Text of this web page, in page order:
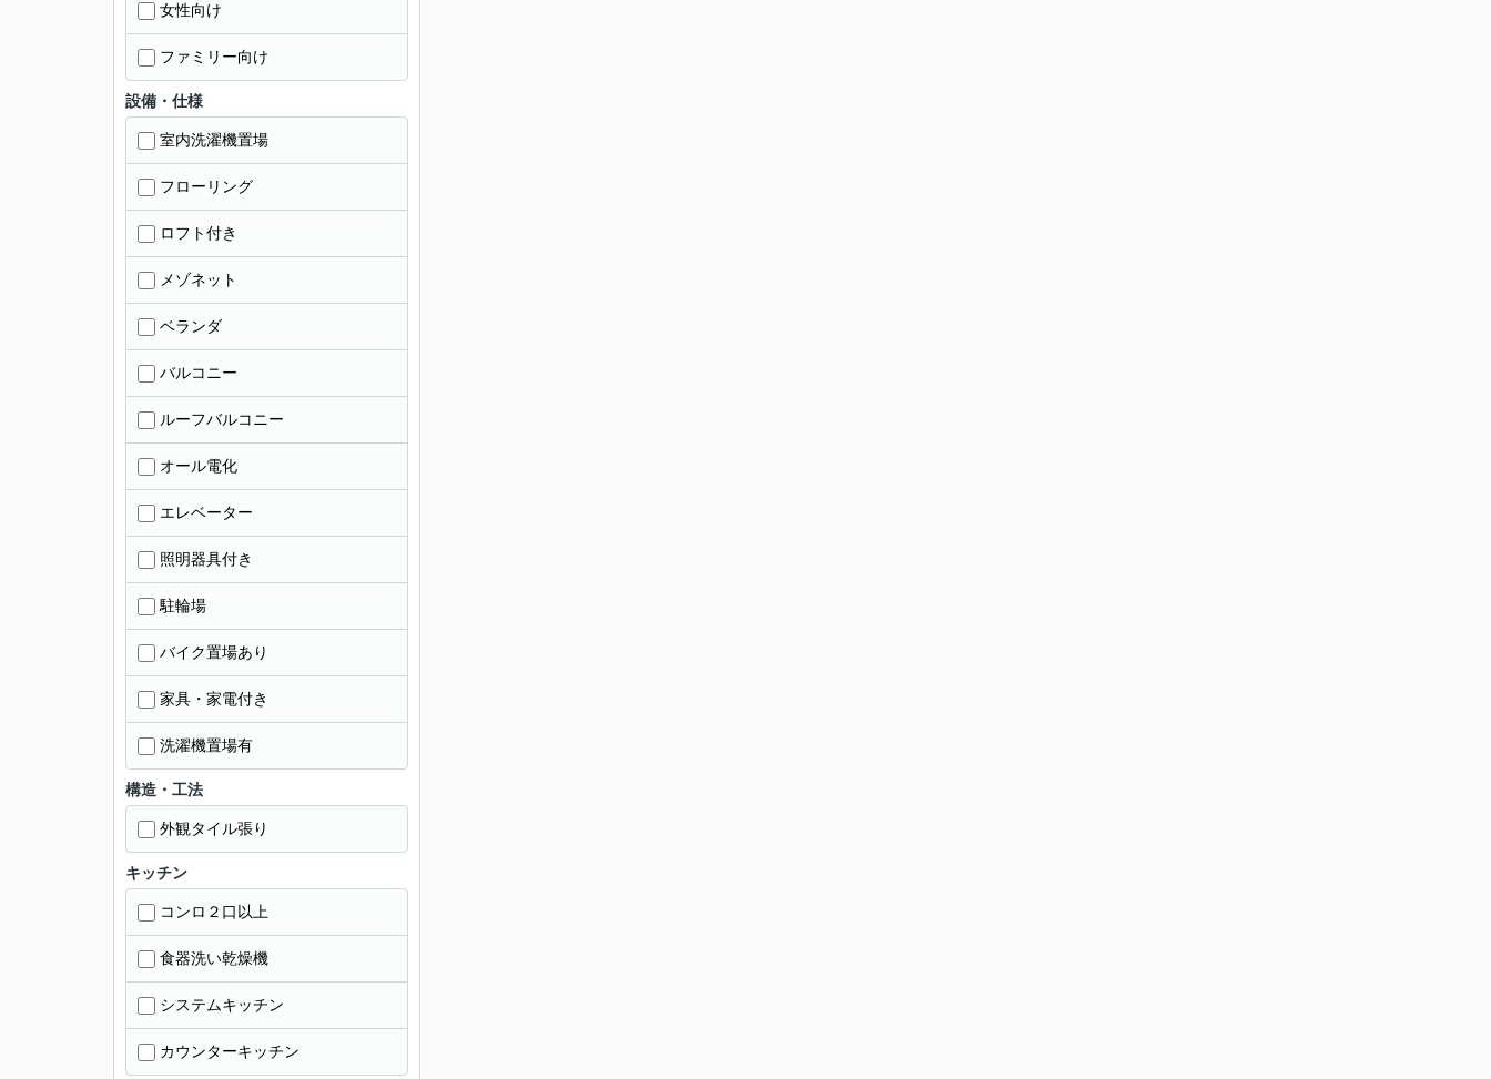
女性向け
ファミリー向け
設備・仕様
室内洗濯機置場
フローリング
ロフト付き
メゾネット
ベランダ
バルコニー
ルーフバルコニー
オール電化
エレベーター
照明器具付き
駐輪場
バイク置場あり
家具・家電付き
洗濯機置場有
構造・工法
外観タイル張り
キッチン
コンロ２口以上
食器洗い乾燥機
システムキッチン
カウンターキッチン